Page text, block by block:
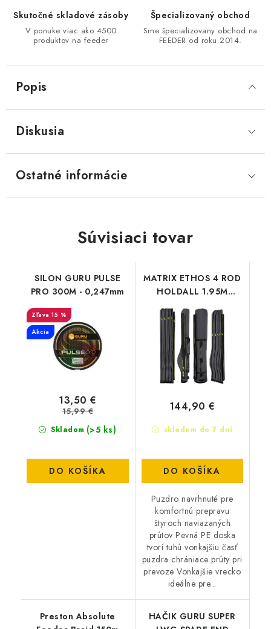
Doprava Navštívte našu predajňu v MARCELOVEJ »
Skutočné skladové zásoby
V ponuke viac ako 4500
produktov na feeder
Špecializovaný obchod
Sme špecializovany obchod na
FEEDER od roku 2014.
Popis
Diskusia
Ostatné informácie
Súvisiaci tovar
SILON GURU PULSE
PRO 300M - 0,247mm
15 %
Akcia
Skladom (>5 ks)
13,50 €
15,99 €
DO KOŠÍKA
MATRIX ETHOS 4 ROD
HOLDALL 1.95M
(GLU144)
skladom do 7 dní
144,90 €
DO KOŠÍKA
Puzdro navrhnuté pre
komfortnú prepravu
štyroch naviazaných
prútov Pevná PE doska
tvorí tuhú vonkajšiu časť
puzdra chrániace prúty pri
prevoze Vonkajšie vrecko
ideálne pre...
Preston Absolute
HAČIK GURU SUPER